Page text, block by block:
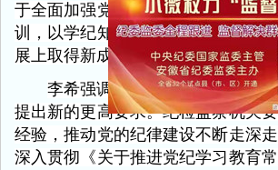
于全面加强党的纪律建设的重要论
训，以学纪知纪明纪促进遵纪守纪
展上取得新成效。
李希强调，党的二十届三中全
提出新的更高要求。纪检监察机关
经验，推动党的纪律建设不断走深
深入贯彻《关于推进党纪学习教育